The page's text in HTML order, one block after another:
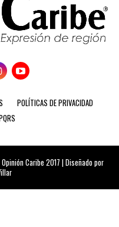
POLÍTICAS DE PRIVACIDAD
Caribe 2017 | Diseñado por